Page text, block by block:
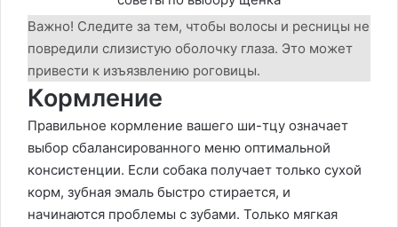
Важно! Следите за тем, чтобы волосы и ресницы не
повредили слизистую оболочку глаза. Это может
привести к изъязвлению роговицы.
Кормление
Правильное кормление вашего ши-тцу означает
выбор сбалансированного меню оптимальной
консистенции. Если собака получает только сухой
корм, зубная эмаль быстро стирается, и
начинаются проблемы с зубами. Только мягкая